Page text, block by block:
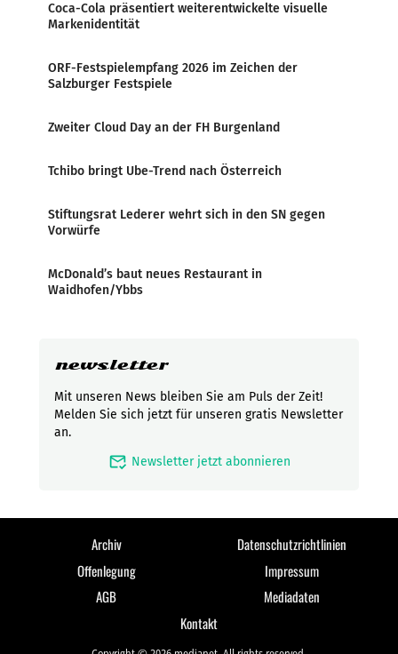
Coca-Cola präsentiert weiterentwickelte visuelle
Markenidentität
ORF-Festspielempfang 2026 im Zeichen der
Salzburger Festspiele
Zweiter Cloud Day an der FH Burgenland
Tchibo bringt Ube-Trend nach Österreich
Stiftungsrat Lederer wehrt sich in den SN gegen
Vorwürfe
McDonald’s baut neues Restaurant in
Waidhofen/Ybbs
newsletter
Mit unseren News bleiben Sie am Puls der Zeit!
Melden Sie sich jetzt für unseren gratis Newsletter
an.
mark_email_read Newsletter jetzt abonnieren
Archiv
Datenschutzrichtlinien
Offenlegung
Impressum
AGB
Mediadaten
Kontakt